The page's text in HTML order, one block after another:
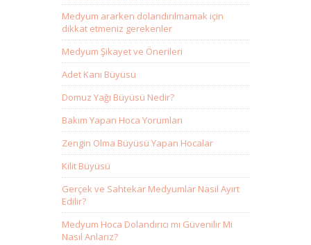
Medyum ararken dolandırılmamak için
dikkat etmeniz gerekenler
Medyum Şikayet ve Önerileri
Adet Kanı Büyüsü
Domuz Yağı Büyüsü Nedir?
Bakım Yapan Hoca Yorumları
Zengin Olma Büyüsü Yapan Hocalar
Kilit Büyüsü
Gerçek ve Sahtekar Medyumlar Nasıl Ayırt
Edilir?
Medyum Hoca Dolandırıcı mı Güvenilir Mi
Nasıl Anlarız?